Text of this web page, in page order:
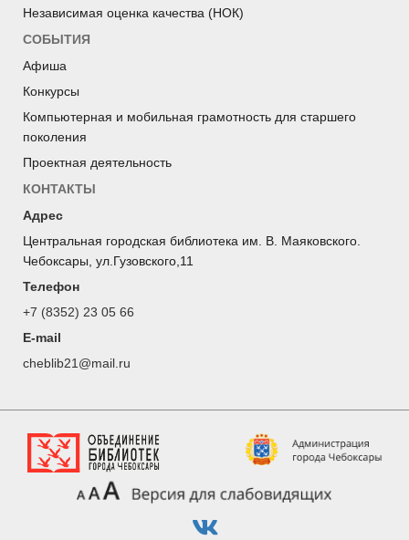
Независимая оценка качества (НОК)
СОБЫТИЯ
Афиша
Конкурсы
Компьютерная и мобильная грамотность для старшего
поколения
Проектная деятельность
КОНТАКТЫ
Адрес
Центральная городская библиотека им. В. Маяковского.
Чебоксары, ул.Гузовского,11
Телефон
+7 (8352) 23 05 66
E-mail
cheblib21@mail.ru